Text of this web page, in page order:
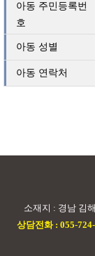
아동 주민등록번
호
아동 성별
아동 연락처
소재지 : 경남 김
상담전화 : 055-